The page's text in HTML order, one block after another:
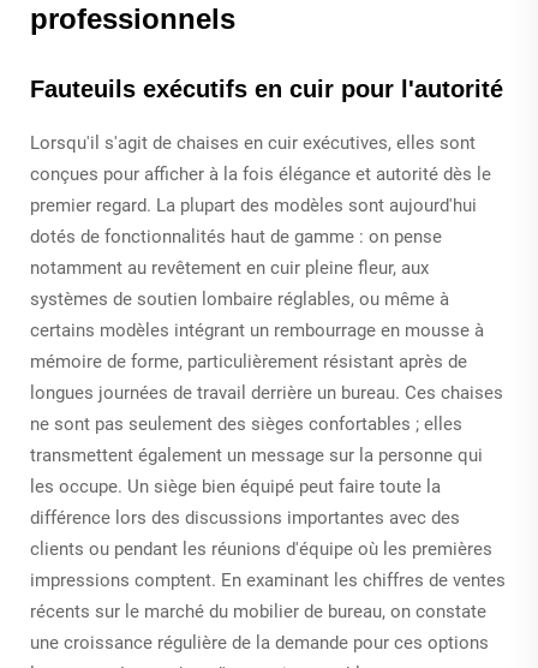
professionnels
Fauteuils exécutifs en cuir pour l'autorité
Lorsqu'il s'agit de chaises en cuir exécutives, elles sont
conçues pour afficher à la fois élégance et autorité dès le
premier regard. La plupart des modèles sont aujourd'hui
dotés de fonctionnalités haut de gamme : on pense
notamment au revêtement en cuir pleine fleur, aux
systèmes de soutien lombaire réglables, ou même à
certains modèles intégrant un rembourrage en mousse à
mémoire de forme, particulièrement résistant après de
longues journées de travail derrière un bureau. Ces chaises
ne sont pas seulement des sièges confortables ; elles
transmettent également un message sur la personne qui
les occupe. Un siège bien équipé peut faire toute la
différence lors des discussions importantes avec des
clients ou pendant les réunions d'équipe où les premières
impressions comptent. En examinant les chiffres de ventes
récents sur le marché du mobilier de bureau, on constate
une croissance régulière de la demande pour ces options